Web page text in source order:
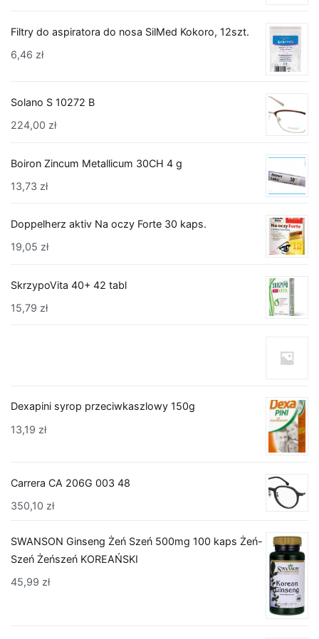
Filtry do aspiratora do nosa SilMed Kokoro, 12szt.
6,46 zł
Solano S 10272 B
224,00 zł
Boiron Zincum Metallicum 30CH 4 g
13,73 zł
Doppelherz aktiv Na oczy Forte 30 kaps.
19,05 zł
SkrzypoVita 40+ 42 tabl
15,79 zł
Dexapini syrop przeciwkaszlowy 150g
13,19 zł
Carrera CA 206G 003 48
350,10 zł
SWANSON Ginseng Żeń Szeń 500mg 100 kaps Żeń-
Szeń Żeńszeń KOREAŃSKI
45,99 zł